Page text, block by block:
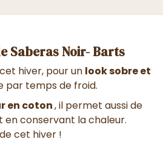
Saberas Noir- Barts
cet hiver, pour un look sobre et
par temps de froid.
en coton, il permet aussi de
conservant la chaleur.
cet hiver !